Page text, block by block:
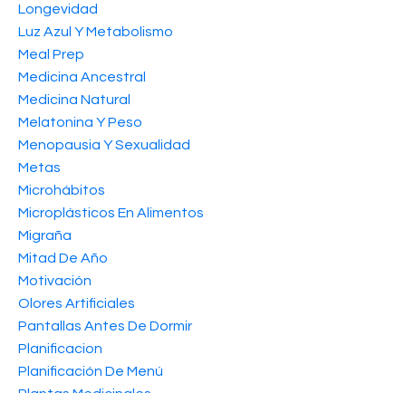
Longevidad
Luz Azul Y Metabolismo
Meal Prep
Medicina Ancestral
Medicina Natural
Melatonina Y Peso
Menopausia Y Sexualidad
Metas
Microhábitos
Microplásticos En Alimentos
Migraña
Mitad De Año
Motivación
Olores Artificiales
Pantallas Antes De Dormir
Planificacion
Planificación De Menú